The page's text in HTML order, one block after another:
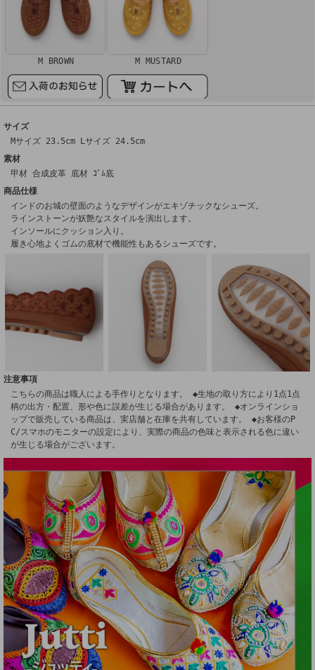
M BROWN M MUSTARD
サイズ
Mサイズ 23.5cm Lサイズ 24.5cm
素材
甲材 合成皮革 底材 ｺﾞﾑ底
商品仕様
インドのお城の壁面のようなデザインがエキゾチックなシューズ。
ラインストーンが妖艶なスタイルを演出します。
インソールにクッション入り。
履き心地よくゴムの底材で機能性もあるシューズです。
注意事項
こちらの商品は職人による手作りとなります。 ◆生地の取り方により1点1点
柄の出方・配置、形や色に誤差が生じる場合があります。 ◆オンラインショ
ップで販売している商品は、実店舗と在庫を共有しています。 ◆お客様のP
C/スマホのモニターの設定により、実際の商品の色味と表示される色に違い
が生じる場合がございます。